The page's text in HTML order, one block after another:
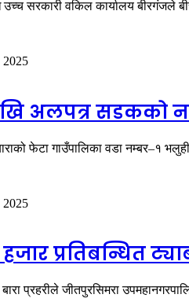
सरकारी वकिल कार्यालय बीरगंजले
अलपत्र सडकको
फेटा गाउँपालिका वडा नम्बर–१
प्रतिबन्धित
प्रहरीले जीतपुरसिमरा